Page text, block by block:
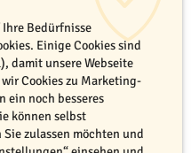
Bedürfnisse
Einige Cookies sind
damit unsere Webseite
Cookies zu Marketing-
ein noch besseres
können selbst
zulassen möchten und